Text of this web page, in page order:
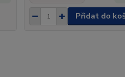
Přidat do